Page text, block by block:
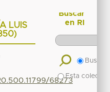
LUIS
68273
Buscar
en RI
Buscar
Esta